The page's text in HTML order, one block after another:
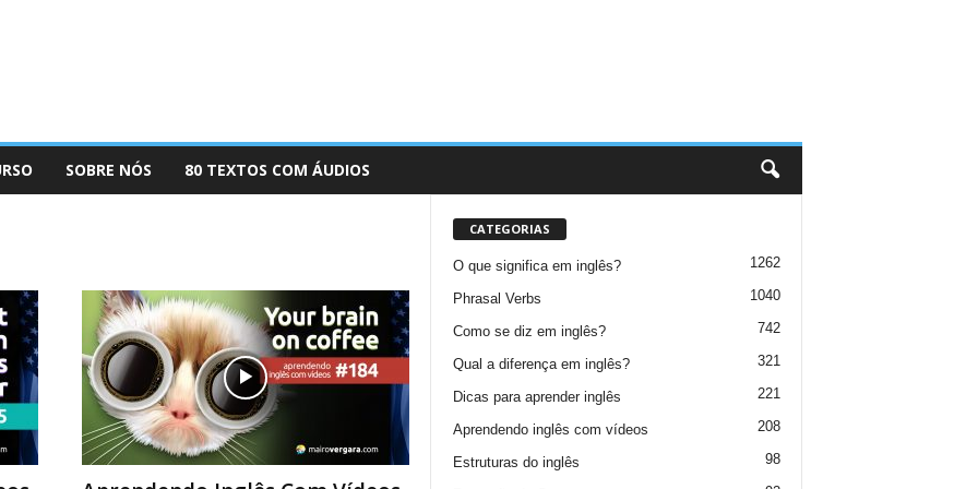
SOBRE NÓS 80 TEXTOS COM ÁUDIOS
CATEGORIAS
O que significa em inglês? 1262
Phrasal Verbs 1040
Como se diz em inglês? 742
Qual a diferença em inglês? 321
Dicas para aprender inglês 221
Aprendendo inglês com vídeos 208
Estruturas do inglês 98